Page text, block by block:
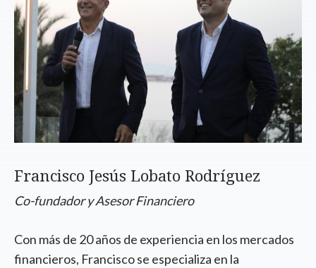
Francisco Jesús Lobato Rodríguez
Co-fundador y Asesor Financiero
Con más de 20 años de experiencia en los mercados
financieros, Francisco se especializa en la